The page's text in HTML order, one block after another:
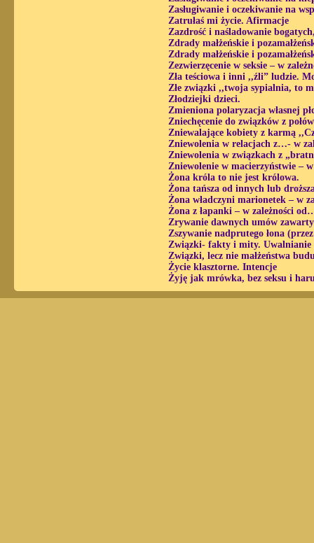
Zasługiwanie i oczekiwanie na
Zatrułaś mi życie. Afirmacje
Zazdrość i naśladowanie
Zdrady małżeńskie i
Zdrady małżeńskie i
Zezwierzęcenie w seksie – w
Zła teściowa i inni ,,źli” ludzie.
Złe związki ,,twoja sypialnia, to
Złodziejki dzieci.
Zmieniona polaryzacja własnej
Zniechęcenie do związków z
Zniewalające kobiety z karmą
Zniewolenia w relacjach z…- w
Zniewolenia w związkach z
Zniewolenie w macierzyństwie –
Żona króla to nie jest królowa.
Żona tańsza od innych lub
Żona władczyni marionetek – w
Żona z łapanki – w zależności
Zrywanie dawnych umów
Zszywanie nadprutego łona
Związki- fakty i mity. Uwalnianie
Związki, lecz nie małżeństwa
Życie klasztorne. Intencje
Żyję jak mrówka, bez seksu i